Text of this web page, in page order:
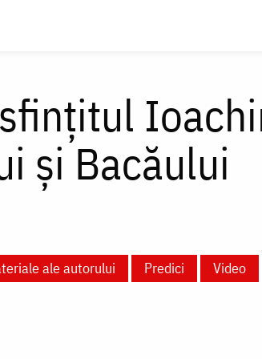
și Bacăului
ale autorului Predici Video